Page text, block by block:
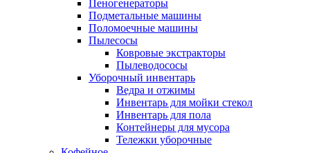
Пеногенераторы
Подметальные машины
Поломоечные машины
Пылесосы
Ковровые экстракторы
Пылеводососы
Уборочный инвентарь
Ведра и отжимы
Инвентарь для мойки стекол
Инвентарь для пола
Контейнеры для мусора
Тележки уборочные